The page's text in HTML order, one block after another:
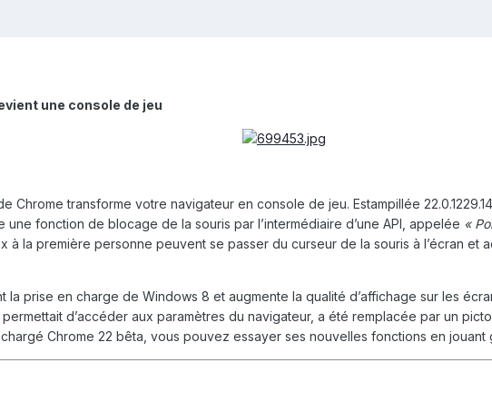
une console de jeu
Chrome transforme votre navigateur en console de jeu. Estampillée
une fonction de blocage de la souris par l’intermédiaire d’une API, appelée «
à la première personne peuvent se passer du curseur de la souris à l’écran
la prise en charge de Windows 8 et augmente la qualité d’affichage sur les
permettait d’accéder aux paramètres du navigateur, a été remplacée par un
Chrome 22 bêta, vous pouvez essayer ses nouvelles fonctions en jouant